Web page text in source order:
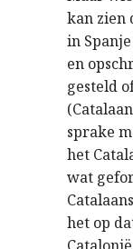
kan zien
in
en
gesteld
sprake
het
wat
het op